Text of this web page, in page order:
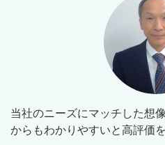
当社のニーズにマッチした想
からもわかりやすいと高評価